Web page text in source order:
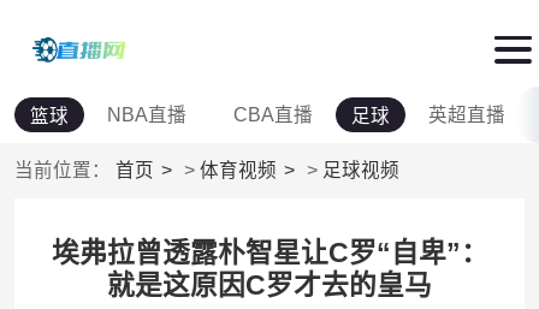
篮球 NBA直播 CBA直播 足球 英超直播
当前位置： 首页 > 体育视频 > 足球视频
埃弗拉曾透露朴智星让C罗“自卑”：
就是这原因C罗才去的皇马